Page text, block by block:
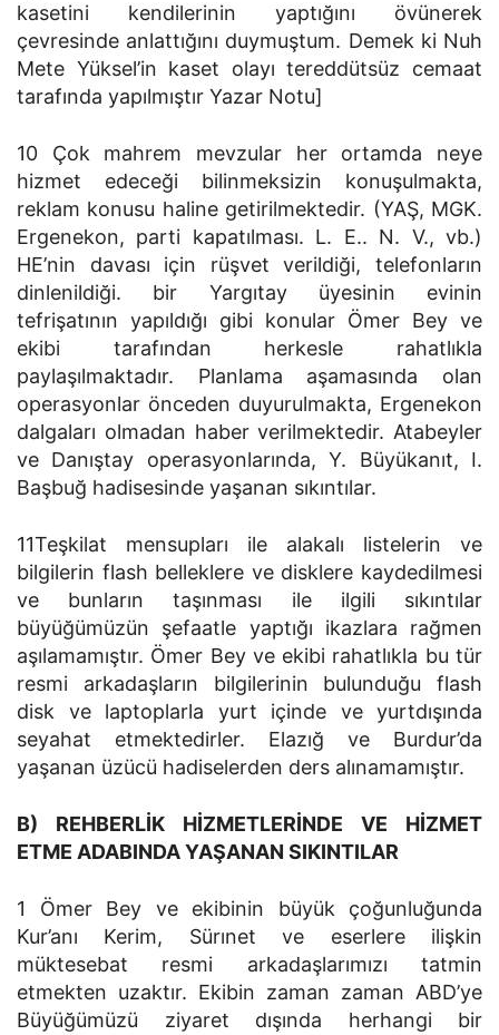
kasetini kendilerinin yaptığını övünerek
çevresinde anlattığını duymuştum. Demek ki Nuh
Mete Yüksel’in kaset olayı tereddütsüz cemaat
tarafında yapılmıştır Yazar Notu]
10 Çok mahrem mevzular her ortamda neye
hizmet edeceği bilinmeksizin konuşulmakta,
reklam konusu haline getirilmektedir. (YAŞ, MGK.
Ergenekon, parti kapatılması. L. E.. N. V., vb.)
HE’nin davası için rüşvet verildiği, telefonların
dinlenildiği. bir Yargıtay üyesinin evinin
tefrişatının yapıldığı gibi konular Ömer Bey ve
ekibi tarafından herkesle rahatlıkla
paylaşılmaktadır. Planlama aşamasında olan
operasyonlar önceden duyurulmakta, Ergenekon
dalgaları olmadan haber verilmektedir. Atabeyler
ve Danıştay operasyonlarında, Y. Büyükanıt, I.
Başbuğ hadisesinde yaşanan sıkıntılar.
11Teşkilat mensupları ile alakalı listelerin ve
bilgilerin flash belleklere ve disklere kaydedilmesi
ve bunların taşınması ile ilgili sıkıntılar
büyüğümüzün şefaatle yaptığı ikazlara rağmen
aşılamamıştır. Ömer Bey ve ekibi rahatlıkla bu tür
resmi arkadaşların bilgilerinin bulunduğu flash
disk ve laptoplarla yurt içinde ve yurtdışında
seyahat etmektedirler. Elazığ ve Burdur’da
yaşanan üzücü hadiselerden ders alınamamıştır.
B) REHBERLİK HİZMETLERİNDE VE HİZMET
ETME ADABINDA YAŞANAN SIKINTILAR
1 Ömer Bey ve ekibinin büyük çoğunluğunda
Kur’anı Kerim, Sürınet ve eserlere ilişkin
müktesebat resmi arkadaşlarımızı tatmin
etmekten uzaktır. Ekibin zaman zaman ABD’ye
Büyüğümüzü ziyaret dışında herhangi bir